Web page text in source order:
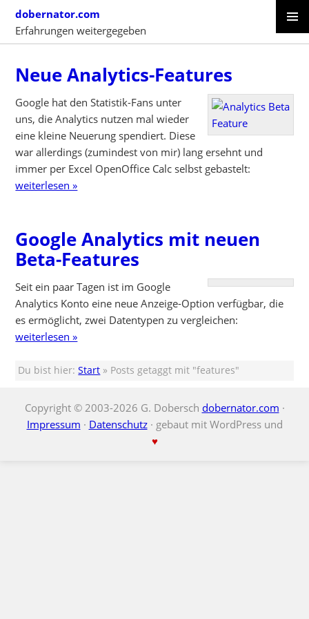
content
dobernator.com
Erfahrungen weitergegeben
CONTENT
Neue Analytics-Features
Google hat den Statistik-Fans unter
uns, die Analytics nutzen mal wieder
eine kleine Neuerung spendiert. Diese
war allerdings (zumindest von mir) lang ersehnt und
immer per Excel OpenOffice Calc selbst gebastelt:
weiterlesen »
Google Analytics mit neuen
Beta-Features
Seit ein paar Tagen ist im Google
Analytics Konto eine neue Anzeige-Option verfügbar, die
es ermöglicht, zwei Datentypen zu vergleichen:
weiterlesen »
Du bist hier:Start » Posts getaggt mit "features"
Copyright © 2003-2026 G. Dobersch dobernator.com ·
Impressum · Datenschutz· gebaut mit WordPress und
♥